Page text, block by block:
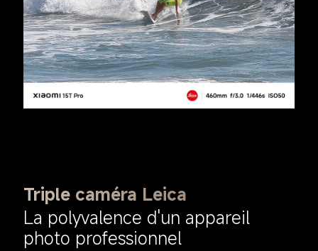
Triple caméra Leica
La polyvalence d'un appareil
photo professionnel